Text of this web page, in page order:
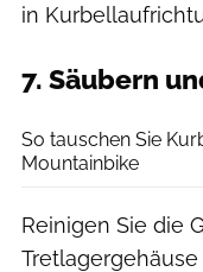
in
7. Säubern
So tauschen Sie
Mountainbike
Reinigen Sie die